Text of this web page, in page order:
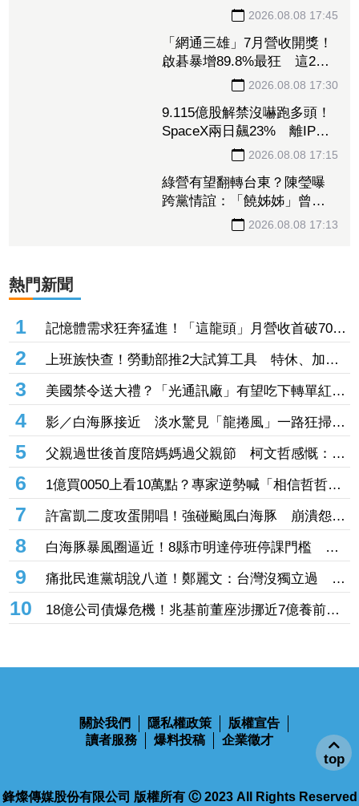
經理人搖頭親授「1絕招」抓
「網通三雄」7月營收開獎！
啟碁暴增89.8%最狂 這2檔
9.115億股解禁沒嚇跑多頭！
SpaceX兩日飆23% 離IPO
2026.08.08 17:15
綠營有望翻轉台東？陳瑩曝
跨黨情誼：「饒姊姊」曾親
熱門新聞
1
記憶體需求狂奔猛進！「這龍頭」月營收首破70億
創新高 前七月年增飆破137%
2
上班族快查！勞動部推2大試算工具 特休、加班
費一鍵算清楚
3
美國禁令送大禮？「光通訊廠」有望吃下轉單紅
利 訂單能見度直達年底
4
影／白海豚接近 淡水驚見「龍捲風」一路狂掃震
撼畫面曝！
5
父親過世後首度陪媽媽過父親節 柯文哲感慨：有
些事情真的不能等
6
1億買0050上看10萬點？專家逆勢喊「相信哲哲」
加碼3招揪出錯殺黑馬股
7
許富凱二度攻蛋開唱！強碰颱風白海豚 崩潰怨
「辦小巨蛋很不容易」
8
白海豚暴風圈逼近！8縣市明達停班停課門檻 風
雨恐非常有感
9
痛批民進黨胡說八道！鄭麗文：台灣沒獨立過 也
從來不是一個國家
10
18億公司債爆危機！兆基前董座涉挪近7億養前
關於我們 隱私權政策
版權宣告
top